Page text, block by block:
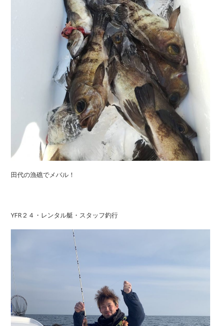
田代の漁礁でメバル！
YFR２４・レンタル艇・スタッフ釣行